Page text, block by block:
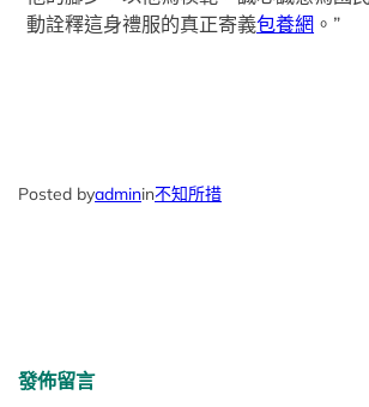
動詮釋這身禮服的真正寄義包養網 。”
Posted byadminin不知所措
發佈留言